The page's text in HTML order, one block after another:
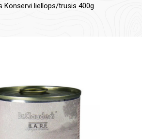
Konservi liellops/trusis 400g